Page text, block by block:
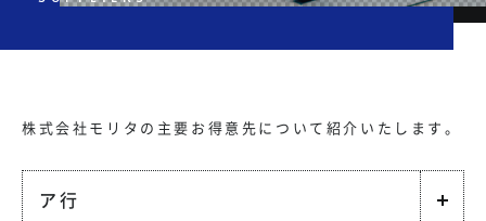
株式会社モリタの主要お得意先について紹介いたします。
ア行